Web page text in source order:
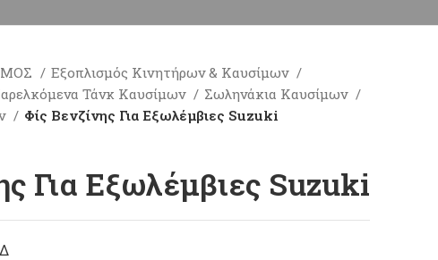
Εξοπλισμός Κινητήρων & Καυσίμων
Τάνκ Καυσίμων
Σωληνάκια Καυσίμων
Φίς Βενζίνης Για Εξωλέμβιες Suzuki
Για Εξωλέμβιες Suzuki